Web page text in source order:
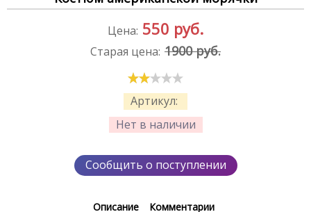
Артикул:
Нет в наличии
Цена: 550 руб.
Старая цена: 1900 руб.
Сообщить о поступлении
Описание Комментарии